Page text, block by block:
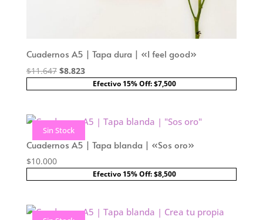
Cuadernos A5 | Tapa dura | «I feel good»
$11.647 El
$11.647.
$8.823El
precio
$8.823.
Efectivo 15% Off: $7,500
Sin Stock
Cuadernos A5 | Tapa blanda | «Sos oro»
$10.000
Efectivo 15% Off: $8,500